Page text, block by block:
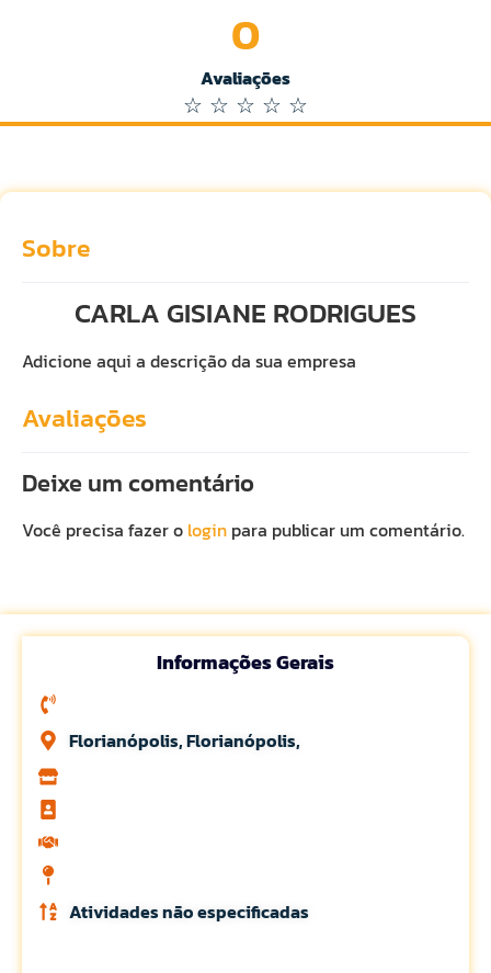
Avaliações
0
☆ ☆ ☆ ☆ ☆
Sobre
CARLA GISIANE RODRIGUES
Adicione aqui a descrição da sua empresa
Avaliações
Deixe um comentário
Você precisa fazer o login para publicar um comentário.
Informações Gerais
Florianópolis, Florianópolis,
Atividades não especificadas